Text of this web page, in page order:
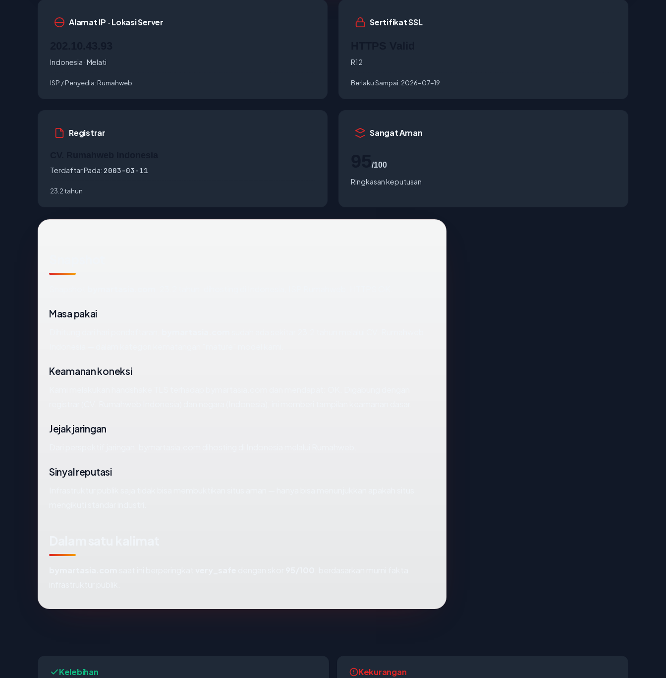
Alamat IP · Lokasi Server
Indonesia · Melati
ISP / Penyedia: Rumahweb
Sertifikat SSL
R12
Berlaku Sampai: 2026-07-19
Registrar
Terdaftar Pada: 2003-03-11
23.2 tahun
Sangat Aman
/100
Ringkasan keputusan
Masa pakai
Keamanan koneksi
Jejak jaringan
Sinyal reputasi
Kelebihan Kekurangan